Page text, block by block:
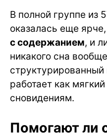
В полной группе из
оказалась еще
с содержанием, и
никакого сна
структурированный
работает как
сновидениям.
Помогают ли